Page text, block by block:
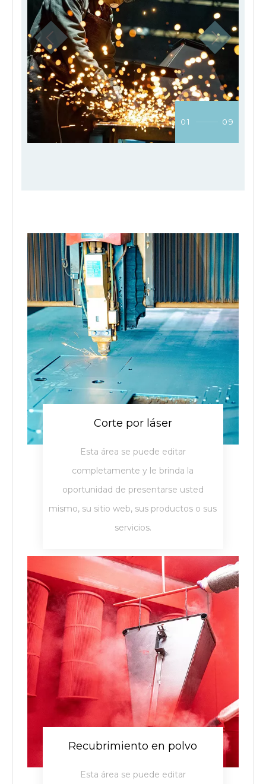
01 09
Corte por láser
Esta área se puede editar
completamente y le brinda la
oportunidad de presentarse usted
mismo, su sitio web, sus productos o sus
servicios.
Recubrimiento en polvo
Esta área se puede editar